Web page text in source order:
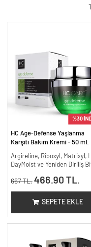
%30
HC Age-Defense Yaşlanma
Karşıtı Bakım Kremi - 50 ml.
Argireline, Riboxyl, Matrixyl,
DayMoist ve Yeniden Diriliş
667 TL. 466.90 TL.
SEPETE EKLE